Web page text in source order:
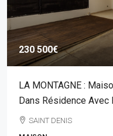
230 500€
LA MONTAGNE :
Dans Résidence Avec
SAINT DENIS